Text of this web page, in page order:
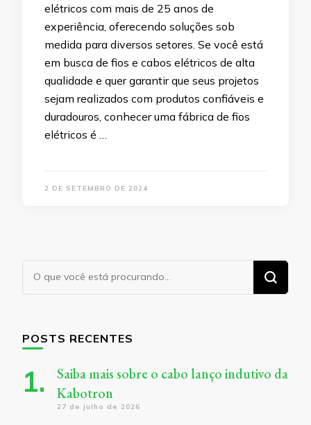
elétricos com mais de 25 anos de
experiência, oferecendo soluções sob
medida para diversos setores. Se você está
em busca de fios e cabos elétricos de alta
qualidade e quer garantir que seus projetos
sejam realizados com produtos confiáveis e
duradouros, conhecer uma fábrica de fios
elétricos é …
2 DE SETEMBRO DE 2024
Procurando
algo?
POSTS RECENTES
Saiba mais sobre o cabo lanço indutivo da
Kabotron
27 de julho de 2026